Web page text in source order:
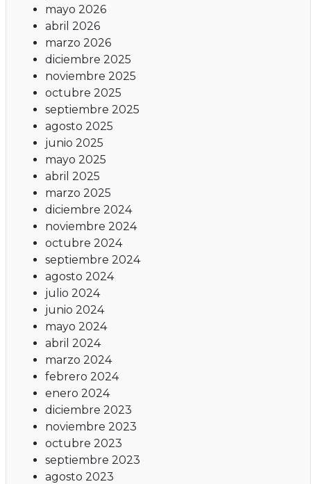
mayo 2026
abril 2026
marzo 2026
diciembre 2025
noviembre 2025
octubre 2025
septiembre 2025
agosto 2025
junio 2025
mayo 2025
abril 2025
marzo 2025
diciembre 2024
noviembre 2024
octubre 2024
septiembre 2024
agosto 2024
julio 2024
junio 2024
mayo 2024
abril 2024
marzo 2024
febrero 2024
enero 2024
diciembre 2023
noviembre 2023
octubre 2023
septiembre 2023
agosto 2023